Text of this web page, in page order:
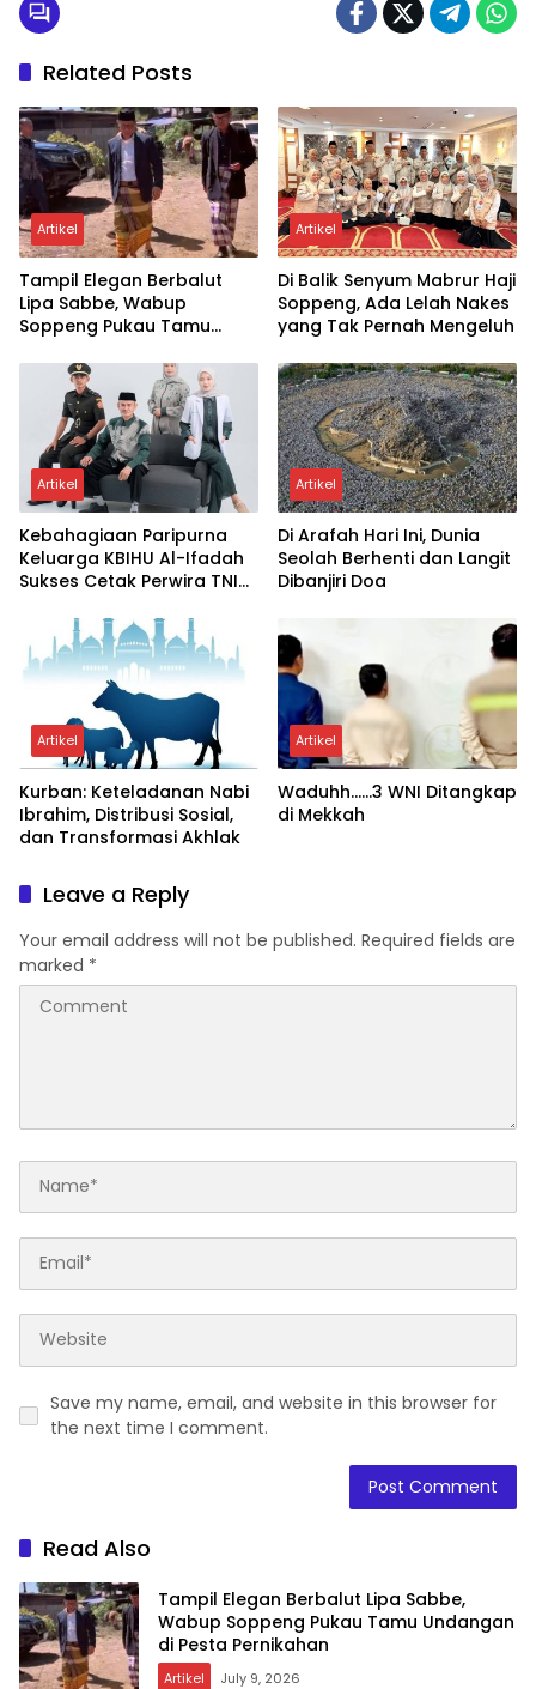
Related Posts
Artikel
Tampil Elegan Berbalut
Lipa Sabbe, Wabup
Soppeng Pukau Tamu
Pernikahan
Artikel
Di Balik Senyum Mabrur Haji
Soppeng, Ada Lelah Nakes
yang Tak Pernah Mengeluh
Artikel
Kebahagiaan Paripurna
Keluarga KBIHU Al-Ifadah
Sukses Cetak Perwira TNI
Artikel
Di Arafah Hari Ini, Dunia
Seolah Berhenti dan Langit
Dibanjiri Doa
Artikel
Kurban: Keteladanan Nabi
Ibrahim, Distribusi Sosial,
dan Transformasi Akhlak
Artikel
Waduhh……3 WNI Ditangkap
di Mekkah
Leave a Reply
Your email address will not be published. Required fields are
marked *
Save my name, email, and website in this browser for
the next time I comment.
Read Also
Tampil Elegan Berbalut Lipa Sabbe,
Wabup Soppeng Pukau Tamu Undangan
di Pesta Pernikahan
Artikel July 9, 2026